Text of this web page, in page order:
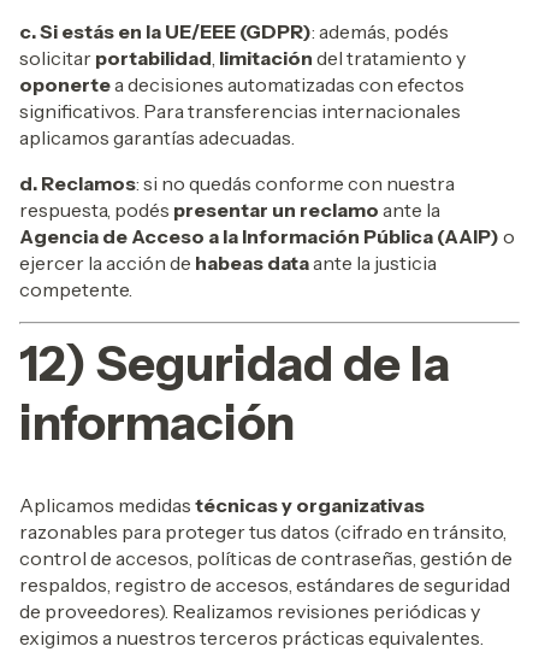
c. Si estás en la UE/EEE (GDPR): además, podés
solicitar portabilidad, limitación del tratamiento y
oponertea decisiones automatizadas con efectos
significativos. Para transferencias internacionales
aplicamos garantías adecuadas.
d. Reclamos: si no quedás conforme con nuestra
respuesta, podés presentar un reclamo ante la
Agencia de Acceso a la Información Pública (AAIP) o
ejercer la acción de habeas dataante la justicia
competente.
12) Seguridad de la
información
Aplicamos medidas técnicas y organizativas
razonables para proteger tus datos (cifrado en tránsito,
control de accesos, políticas de contraseñas, gestión de
respaldos, registro de accesos, estándares de seguridad
de proveedores). Realizamos revisiones periódicas y
exigimos a nuestros terceros prácticas equivalentes.